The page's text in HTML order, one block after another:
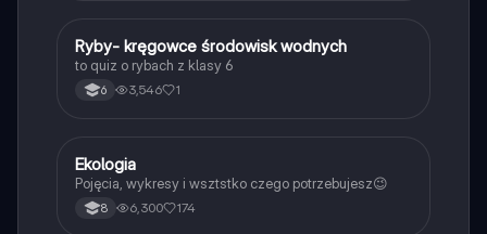
RBiologia
Ryby- kręgowce środowisk wodnych
to quiz o rybach z klasy 6
6 3,546 1
Biologia
Ekologia
Pojęcia, wykresy i wsztstko czego potrzebujesz😉
8 6,300 174